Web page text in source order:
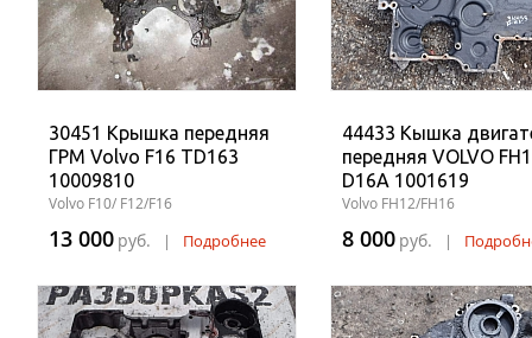
30451 Крышка передняя
ГРМ Volvo F16 TD163
10009810
Volvo F10/ F12/F16
13 000 руб. | Подробнее
44433 Кышка
передняя VOLVO
D16A 1001619
Volvo FH12/FH16
8 000 руб. |